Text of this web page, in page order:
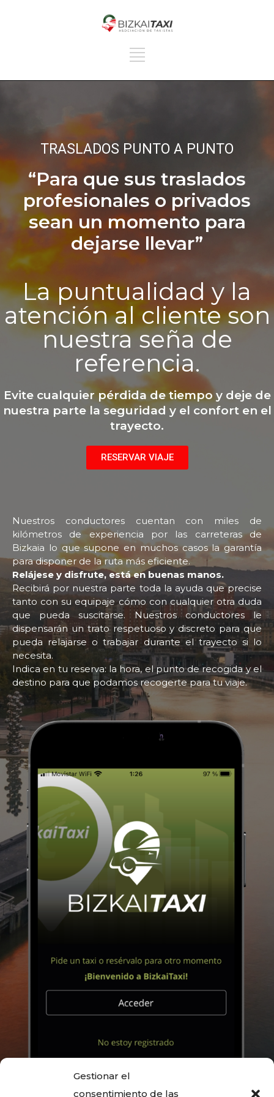
Gestionar el
consentimiento de las
TRASLADOS PUNTO A PUNTO
“Para que sus traslados
profesionales o privados
sean un momento para
dejarse llevar”
La puntualidad y la
atención al cliente son
nuestra seña de
referencia.
Evite cualquier pérdida de tiempo y deje de
nuestra parte la seguridad y el confort en el
trayecto.
RESERVAR VIAJE
Nuestros conductores cuentan con miles de
kilómetros de experiencia por las carreteras de
Bizkaia lo que supone en muchos casos la garantía
para disponer de la ruta más eficiente.
Relájese y disfrute, está en buenas manos.
Recibirá por nuestra parte toda la ayuda que precise
tanto con su equipaje cómo con cualquier otra duda
que pueda suscitarse. Nuestros conductores le
dispensarán un trato respetuoso y discreto para que
pueda relajarse o trabajar durante el trayecto si lo
necesita.
Indica en tu reserva: la hora, el punto de recogida y el
destino para que podamos recogerte para tu viaje.